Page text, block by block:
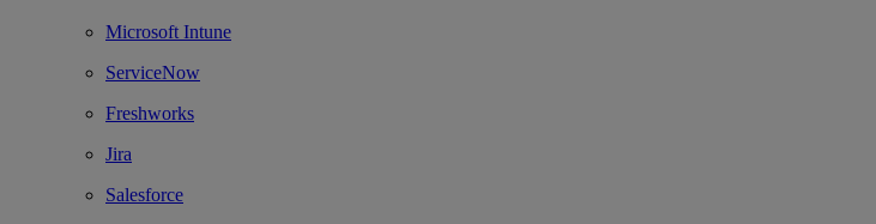
Microsoft Intune
ServiceNow
Freshworks
Jira
Salesforce